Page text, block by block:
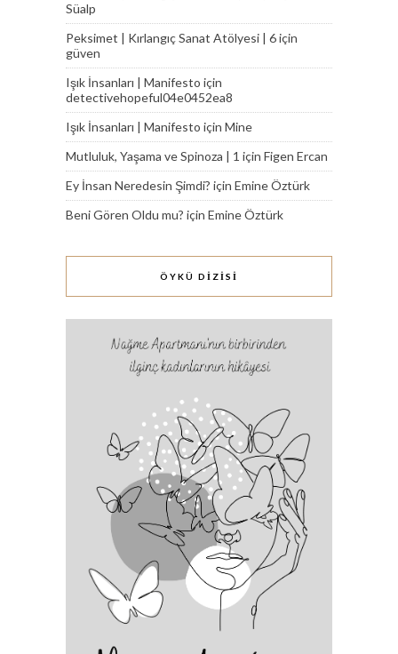
Süalp
Peksimet | Kırlangıç Sanat Atölyesi | 6için
güven
Işık İnsanları | Manifesto için
detectivehopeful04e0452ea8
Işık İnsanları | Manifesto için Mine
Mutluluk, Yaşama ve Spinoza | 1 için Figen Ercan
Ey İnsan Neredesin Şimdi? için Emine Öztürk
Beni Gören Oldu mu? için Emine Öztürk
ÖYKÜ DİZİSİ